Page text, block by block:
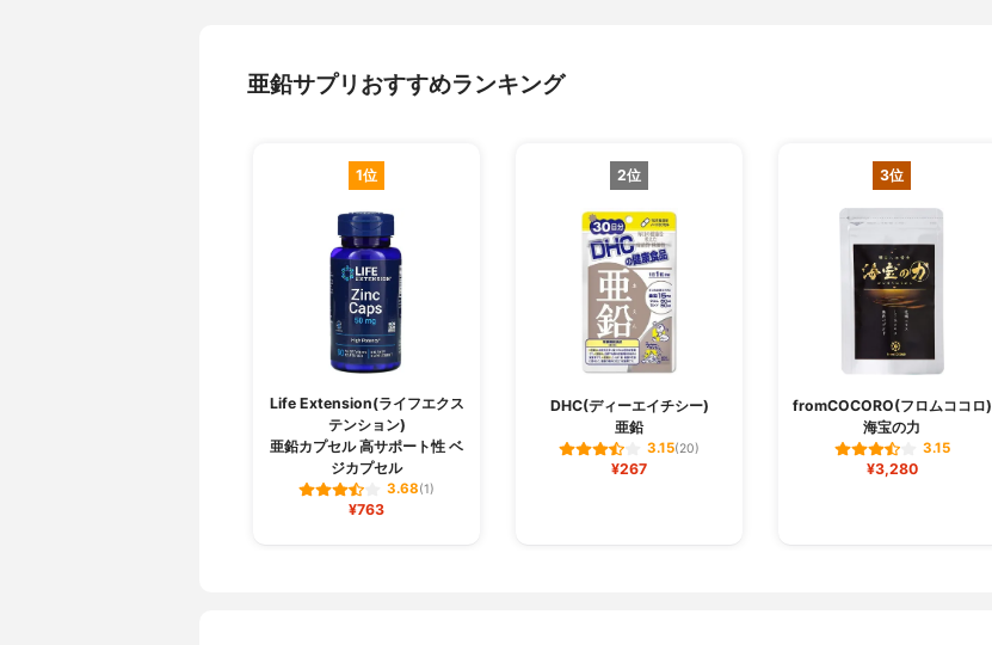
亜鉛サプリおすすめランキング
1位
Life Extension(ライフエクス
テンション)
亜鉛カプセル 高サポート性 ベ
ジカプセル
3.68(1)
¥763
2位
DHC(ディーエイチシー)
亜鉛
3.15(20)
¥267
3位
fromCOCORO(フロムココロ)
海宝の力
3.15
¥3,280